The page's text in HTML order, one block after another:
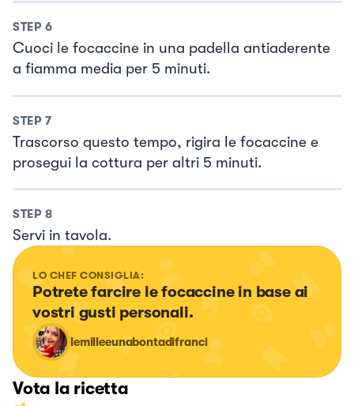
STEP 6
Cuoci le focaccine in una padella antiaderente
a fiamma media per 5 minuti.
STEP 7
Trascorso questo tempo, rigira le focaccine e
prosegui la cottura per altri 5 minuti.
STEP 8
Servi in tavola.
LO CHEF CONSIGLIA:
Potrete farcire le focaccine in base ai
vostri gusti personali.
lemilleeunabontadifranci
Vota la ricetta